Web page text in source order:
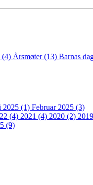
(4) Årsmøter (13) Barnas
2025 (1) Februar 2025 (3)
(4) 2021 (4) 2020 (2) 2019
(9)